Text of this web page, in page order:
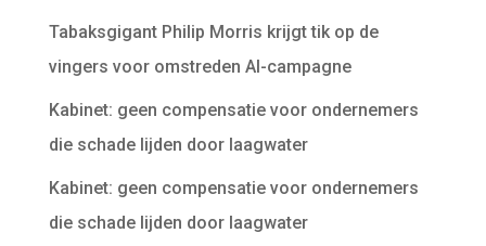
Tabaksgigant Philip Morris krijgt tik op de
vingers voor omstreden AI-campagne
Kabinet: geen compensatie voor ondernemers
die schade lijden door laagwater
Kabinet: geen compensatie voor ondernemers
die schade lijden door laagwater